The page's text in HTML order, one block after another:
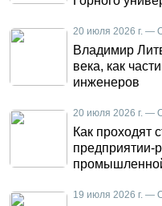
20 июля 2026 г. —
Владимир
века, как
инженеров
20 июля 2026 г. —
Как проходят
предприятии-
19 июля 2026 г. —